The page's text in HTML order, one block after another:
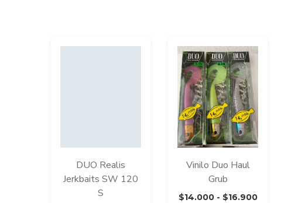
DUO Realis
Jerkbaits SW 120
S
Vinilo Duo Haul
Grub
$14.000 - $16.900Rango